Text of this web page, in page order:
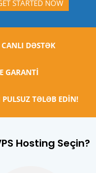
STARTED NOW
DƏSTƏK
GARANTİ
TƏLƏB EDİN!
Hosting Seçin?